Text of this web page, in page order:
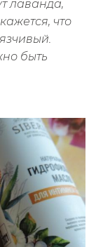
лаванда,
что
быть